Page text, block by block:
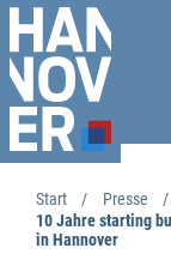
Start
Presse
10 Jahre starting
in Hannover